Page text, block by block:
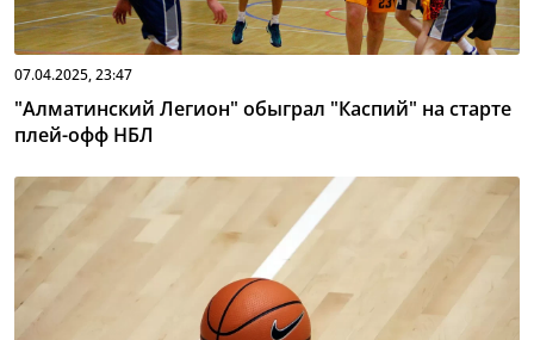
07.04.2025, 23:47
"Алматинский Легион" обыграл "Каспий" на старте
плей-офф НБЛ